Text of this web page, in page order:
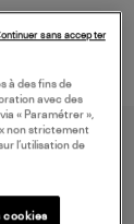
à des fins de
avec des
« Paramétrer »,
non strictement
l’utilisation de
cookies
sans accepter